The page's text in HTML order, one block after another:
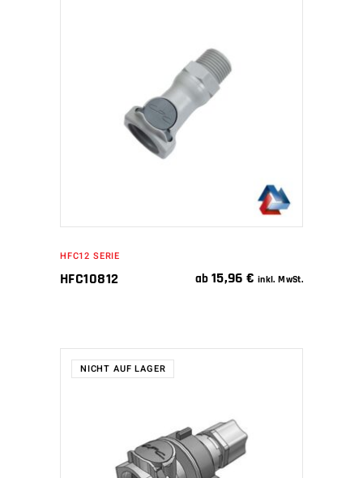
IN DEN WARENKORB
HFC12 SERIE
HFC10812 ab 15,96€ inkl. MwSt.
NICHT AUF LAGER
WEITERLESEN